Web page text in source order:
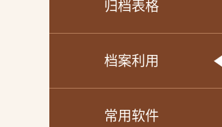
归档表格
档案利用
常用软件